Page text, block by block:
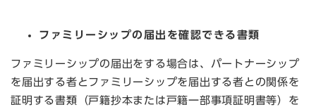
ファミリーシップの届出を確認できる書類
ファミリーシップの届出をする場合は、パートナーシップ
を届出する者とファミリーシップを届出する者との関係を
証明する書類（戸籍抄本または戸籍一部事項証明書等）を